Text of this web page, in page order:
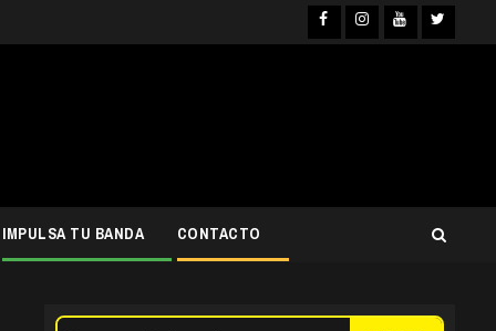
Facebook
Instagram
IMPULSA TU BANDA CONTACTO